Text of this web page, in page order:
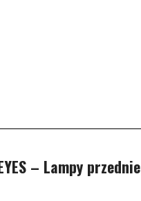
– Lampy przednie